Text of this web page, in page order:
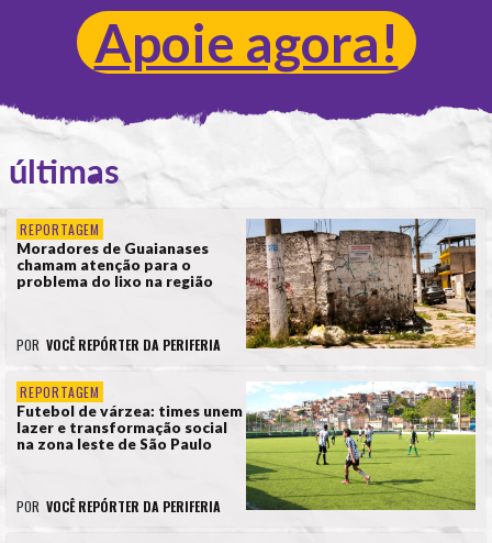
Apoie agora!
últimas
REPORTAGEM
Moradores de Guaianases
chamam atenção para o
problema do lixo na região
POR VOCÊ REPÓRTER DA PERIFERIA
REPORTAGEM
Futebol de várzea: times unem
lazer e transformação social
na zona leste de São Paulo
POR VOCÊ REPÓRTER DA PERIFERIA